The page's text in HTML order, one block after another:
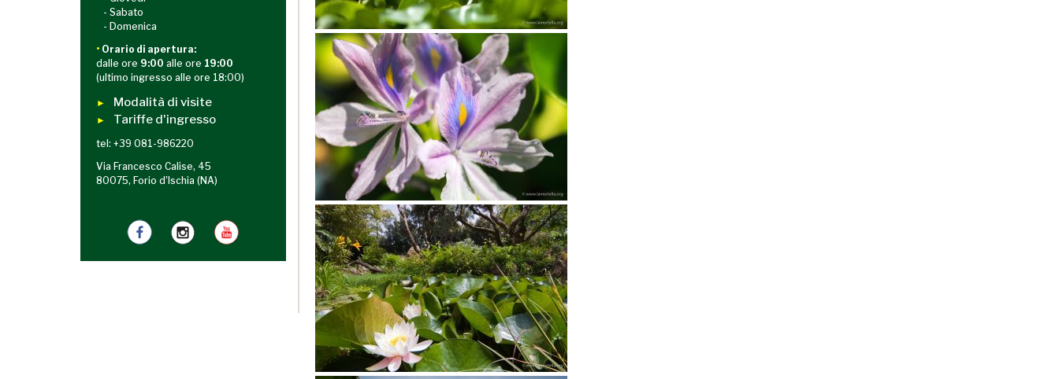
- Sabato
- Domenica
• Orario di apertura:
dalle ore 9:00 alle ore 19:00
(ultimo ingresso alle ore 18:00)
► Modalità di visite
► Tariffe d'ingresso
tel: +39 081-986220
Via Francesco Calise, 45
80075, Forio d'Ischia (NA)